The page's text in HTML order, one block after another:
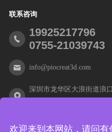
联系咨询
19925217796
0755-21039743
info@piocreat3d.com
深圳市龙华区大浪街道浪
欢迎来到本网站，请问有